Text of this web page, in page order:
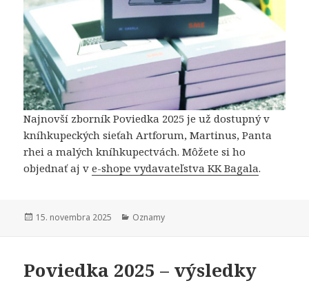
Najnovší zborník Poviedka 2025 je už dostupný v
kníhkupeckých sieťah Artforum, Martinus, Panta
rhei a malých kníhkupectvách. Môžete si ho
objednať aj ve-shope vydavateľstva KK Bagala.
Publikované
15. novembra 2025 Kategórie
Oznamy
Poviedka 2025 – výsledky